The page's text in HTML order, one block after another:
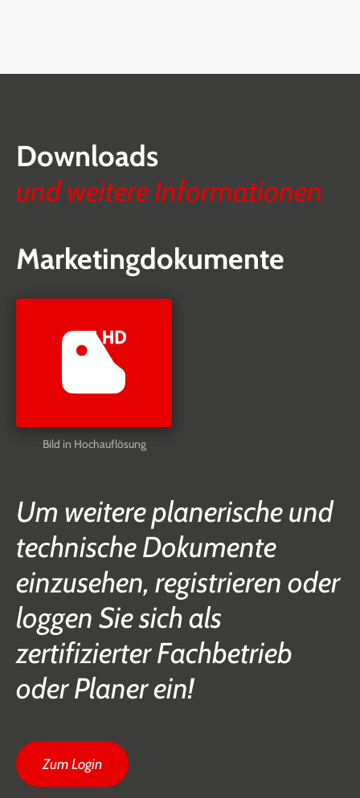
Downloads
und weitere Informationen
Marketingdokumente
Bild in Hochauflösung
Um weitere planerische und
technische Dokumente
einzusehen, registrieren oder
loggen Sie sich als
zertifizierter Fachbetrieb
oder Planer ein!
Zum Login